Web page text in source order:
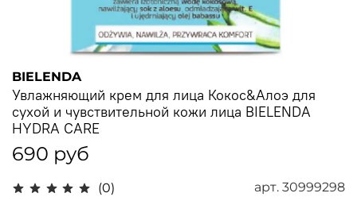
(0) арт. 30999298
BIELENDA
Увлажняющий крем для лица Кокос&Алоэ для
сухой и чувствительной кожи лица BIELENDA
HYDRA CARE
690 руб